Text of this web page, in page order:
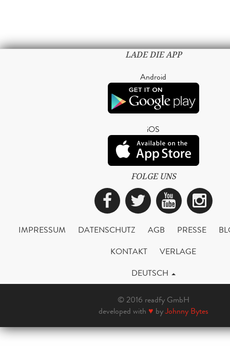
LADE DIE APP
Android
iOS
FOLGE UNS
Facebook
Twitter
IMPRESSUM DATENSCHUTZ AGB PRESSE
KONTAKT
VERLAGE
DEUTSCH
© 2016 readfy GmbH
developed with ♥ byJohnny Bytes